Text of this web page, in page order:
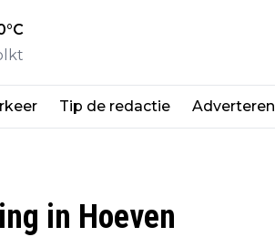
°C
Tip de redactie Adverteren
in Hoeven